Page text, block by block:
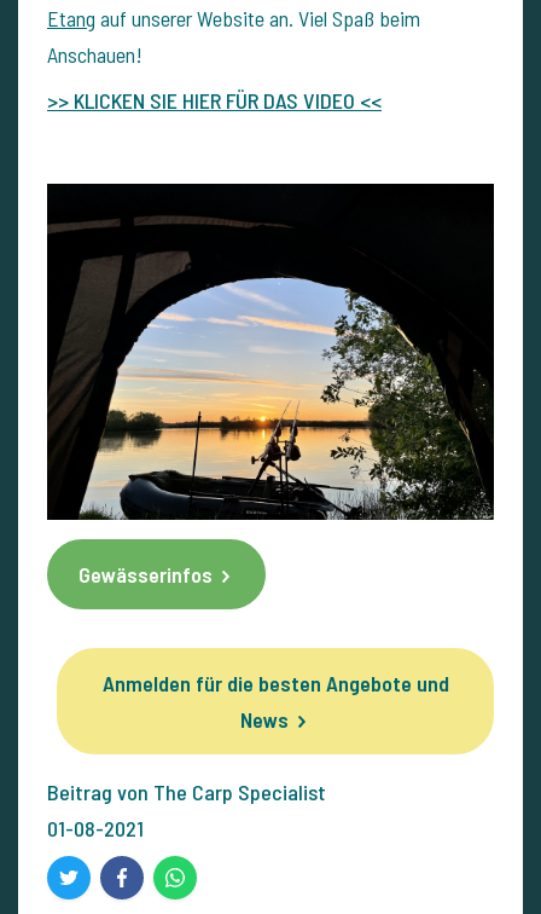
Etang auf unserer Website an. Viel Spaß beim
Anschauen!
>> KLICKEN SIE HIER FÜR DAS VIDEO <<
Gewässerinfos
Anmelden für die besten Angebote und
News
Beitrag von The Carp Specialist
01-08-2021